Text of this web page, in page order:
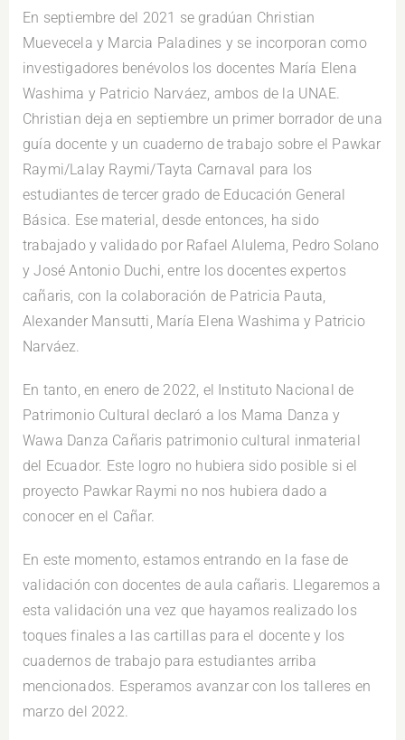
En septiembre del 2021 se gradúan Christian
Muevecela y Marcia Paladines y se incorporan como
investigadores benévolos los docentes María Elena
Washima y Patricio Narváez, ambos de la UNAE.
Christian deja en septiembre un primer borrador de una
guía docente y un cuaderno de trabajo sobre el Pawkar
Raymi/Lalay Raymi/Tayta Carnaval para los
estudiantes de tercer grado de Educación General
Básica. Ese material, desde entonces, ha sido
trabajado y validado por Rafael Alulema, Pedro Solano
y José Antonio Duchi, entre los docentes expertos
cañaris, con la colaboración de Patricia Pauta,
Alexander Mansutti, María Elena Washima y Patricio
Narváez.
En tanto, en enero de 2022, el Instituto Nacional de
Patrimonio Cultural declaró a los Mama Danza y
Wawa Danza Cañaris patrimonio cultural inmaterial
del Ecuador. Este logro no hubiera sido posible si el
proyecto Pawkar Raymi no nos hubiera dado a
conocer en el Cañar.
En este momento, estamos entrando en la fase de
validación con docentes de aula cañaris. Llegaremos a
esta validación una vez que hayamos realizado los
toques finales a las cartillas para el docente y los
cuadernos de trabajo para estudiantes arriba
mencionados. Esperamos avanzar con los talleres en
marzo del 2022.